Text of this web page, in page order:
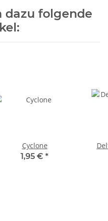
dazu folgende
Cyclone
1,95 € *